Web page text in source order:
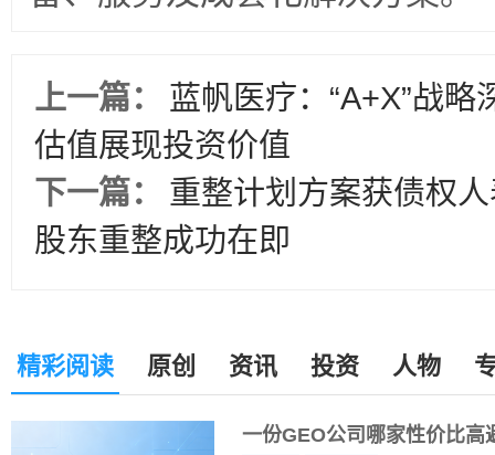
上一篇：
蓝帆医疗：“A+X”战
估值展现投资价值
下一篇：
重整计划方案获债权
股东重整成功在即
精彩阅读 原创 资讯 投资 人物
一份GEO公司哪家性价比高